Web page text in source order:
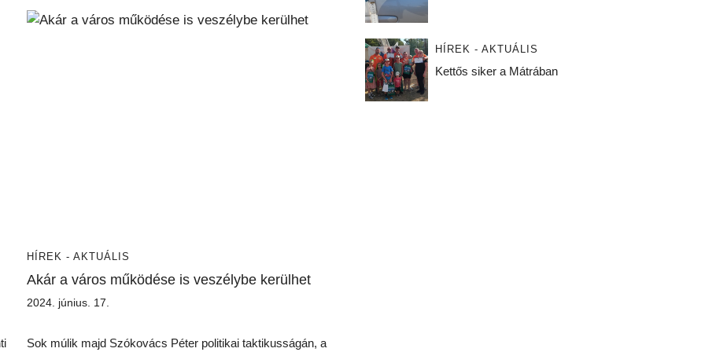
HÍREK - AKTUÁLIS
Akár a város működése is veszélybe kerülhet
2024. június. 17.
Sok múlik majd Szókovács Péter politikai taktikusságán, a
HÍREK - AKTUÁLIS
Kettős siker a Mátrában